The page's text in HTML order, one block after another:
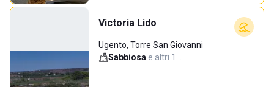
Victoria Lido
Ugento, Torre San Giovanni
Sabbiosa·e altri 1…